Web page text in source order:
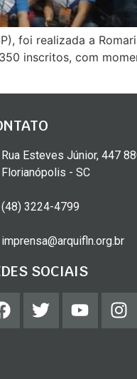
foi realizada a
inscritos, com
Rua Esteves Júnior, 447
Florianópolis - SC
(48) 3224-4799
imprensa@arquifln.org.br
SOCIAIS